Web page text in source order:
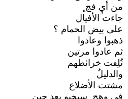
من أيٍ فج ٍ
جاءت الأفيال
على بيض الحمام ؟
ذهبوا وعادوا
ثم عادوا مرتين
تُلِفت خرائطهم
والدليلُ
مشتت الأضلاع
في وهج ٍ سيخبو بعد حين